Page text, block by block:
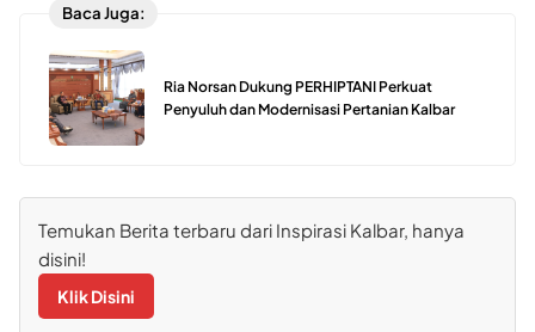
Baca Juga:
Ria Norsan Dukung PERHIPTANI Perkuat
Penyuluh dan Modernisasi Pertanian Kalbar
Temukan Berita terbaru dari Inspirasi Kalbar, hanya
disini!
Klik Disini